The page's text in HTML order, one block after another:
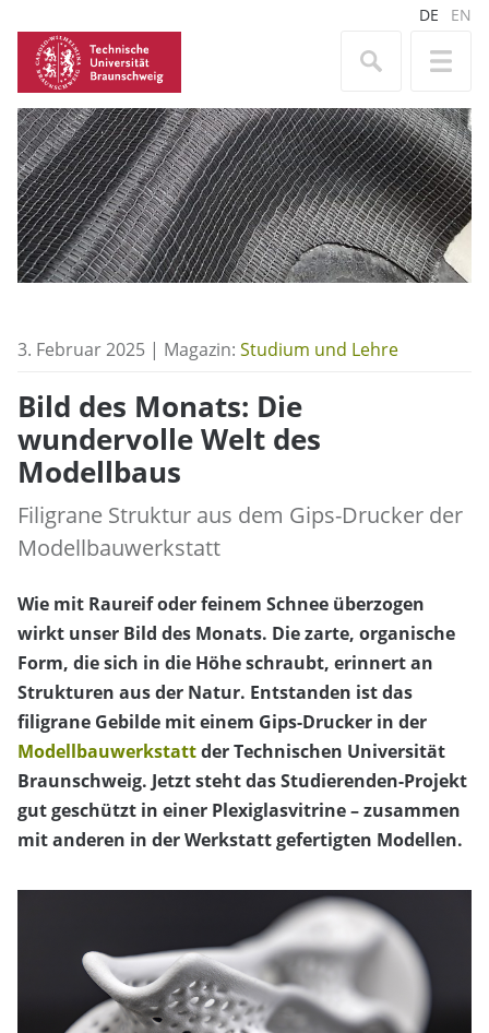
DE EN
3. Februar 2025 | Magazin: Studium und Lehre
Bild des Monats: Die
wundervolle Welt des
Modellbaus
Filigrane Struktur aus dem Gips-Drucker der
Modellbauwerkstatt
Wie mit Raureif oder feinem Schnee überzogen
wirkt unser Bild des Monats. Die zarte, organische
Form, die sich in die Höhe schraubt, erinnert an
Strukturen aus der Natur. Entstanden ist das
filigrane Gebilde mit einem Gips-Drucker in der
Modellbauwerkstattder Technischen Universität
Braunschweig. Jetzt steht das Studierenden-Projekt
gut geschützt in einer Plexiglasvitrine – zusammen
mit anderen in der Werkstatt gefertigten Modellen.